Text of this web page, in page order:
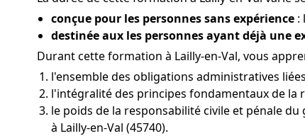
conçue pour les personnes sans expérience :
destinée aux les personnes ayant déjà une
Durant cette formation à Lailly-en-Val, vous
l'ensemble des obligations administratives
l'intégralité des principes fondamentaux de la
le poids de la responsabilité civile et pénale
à Lailly-en-Val (45740).